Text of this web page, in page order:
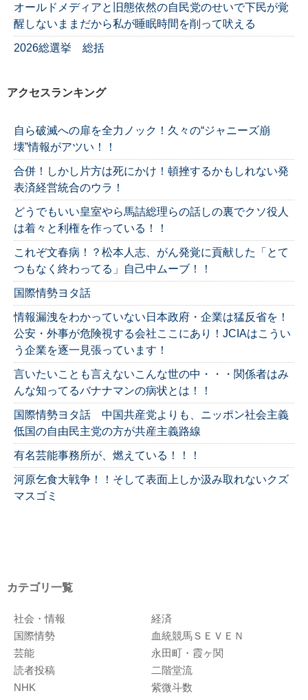
オールドメディアと旧態依然の自民党のせいで下民が覚
醒しないままだから私が睡眠時間を削って吠える
2026総選挙 総括
アクセスランキング
自ら破滅への扉を全力ノック！久々の“ジャニーズ崩
壊”情報がアツい！！
合併！しかし片方は死にかけ！頓挫するかもしれない発
表済経営統合のウラ！
どうでもいい皇室やら馬詰総理らの話しの裏でクソ役人
は着々と利権を作っている！！
これぞ文春病！？松本人志、がん発覚に貢献した「とて
つもなく終わってる」自己中ムーブ！！
国際情勢ヨタ話
情報漏洩をわかっていない日本政府・企業は猛反省を！
公安・外事が危険視する会社ここにあり！JCIAはこうい
う企業を逐一見張っています！
言いたいことも言えないこんな世の中・・・関係者はみ
んな知ってるバナナマンの病状とは！！
国際情勢ヨタ話 中国共産党よりも、ニッポン社会主義
低国の自由民主党の方が共産主義路線
有名芸能事務所が、燃えている！！！
河原乞食大戦争！！そして表面上しか汲み取れないクズ
マスゴミ
カテゴリ一覧
社会・情報
経済
国際情勢
血統競馬ＳＥＶＥＮ
芸能
永田町・霞ヶ関
読者投稿
二階堂流
NHK
紫微斗数